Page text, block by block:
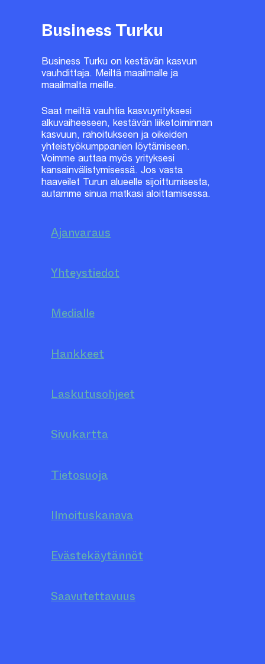
Business Turku
Business Turku on kestävän kasvun
vauhdittaja. Meiltä maailmalle ja
maailmalta meille.
Saat meiltä vauhtia kasvuyrityksesi
alkuvaiheeseen, kestävän liiketoiminnan
kasvuun, rahoitukseen ja oikeiden
yhteistyökumppanien löytämiseen.
Voimme auttaa myös yrityksesi
kansainvälistymisessä. Jos vasta
haaveilet Turun alueelle sijoittumisesta,
autamme sinua matkasi aloittamisessa.
Ajanvaraus
Yhteystiedot
Medialle
Hankkeet
Laskutusohjeet
Sivukartta
Tietosuoja
Ilmoituskanava
Evästekäytännöt
Saavutettavuus